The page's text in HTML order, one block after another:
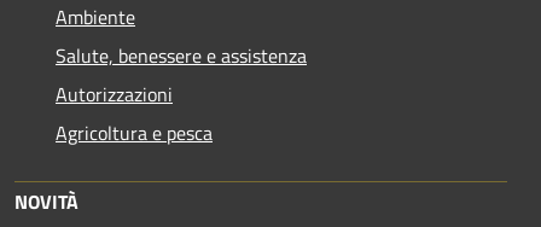
Ambiente
Salute, benessere e assistenza
Autorizzazioni
Agricoltura e pesca
NOVITÀ